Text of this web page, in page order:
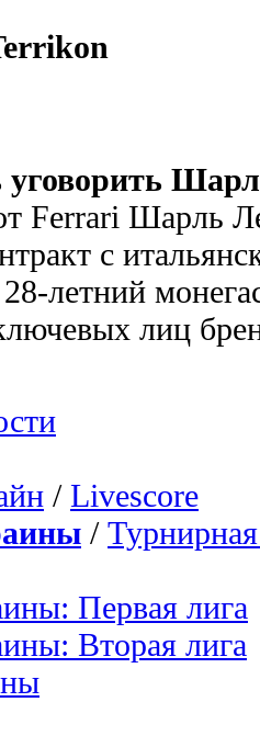
уговорить
Ferrari Шарль
с
летний
лиц
/ Livescore
/
Первая лига
Вторая лига